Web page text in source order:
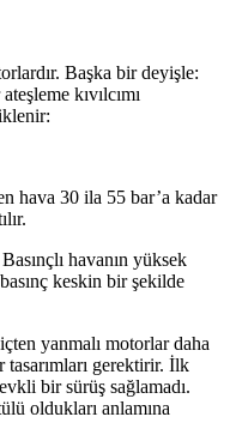
Başka bir deyişle:
kıvılcımı
hava 30 ila 55 bar’a kadar
havanın yüksek
keskin bir şekilde
yanmalı motorlar daha
gerektirir. İlk
bir sürüş sağlamadı.
oldukları anlamına